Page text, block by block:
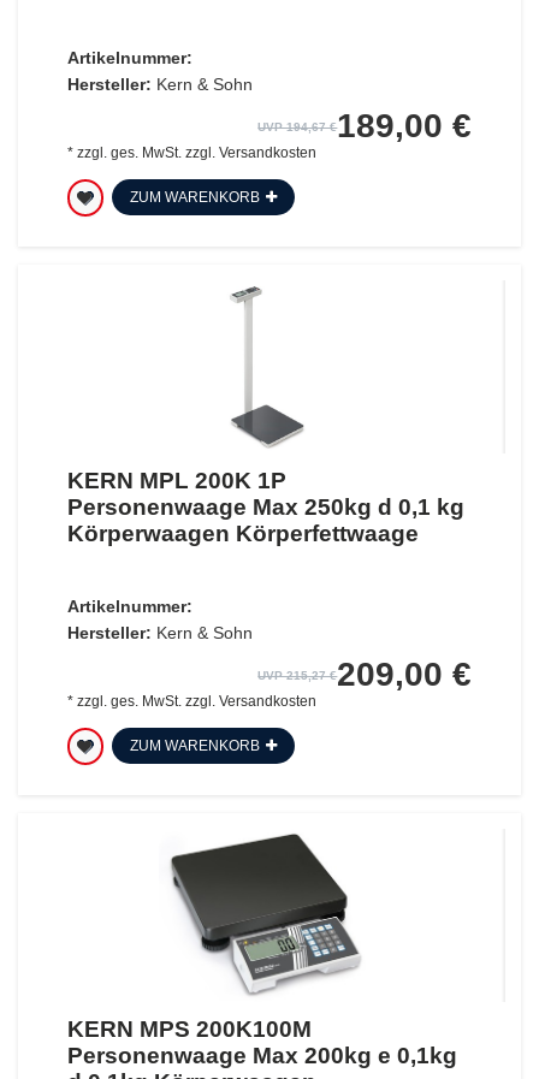
Artikelnummer:
Hersteller: Kern & Sohn
UVP 194,67 €189,00 €
* zzgl. ges. MwSt.zzgl. Versandkosten
ZUM WARENKORB
KERN MPL 200K 1P
Personenwaage Max 250kg d 0,1 kg
Körperwaagen Körperfettwaage
Artikelnummer:
Hersteller: Kern & Sohn
UVP 215,27 €209,00 €
* zzgl. ges. MwSt.zzgl. Versandkosten
ZUM WARENKORB
KERN MPS 200K100M
Personenwaage Max 200kg e 0,1kg